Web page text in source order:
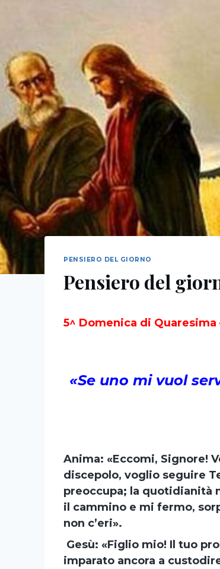
PENSIERO DEL GIORNO
Pensiero del
5^ Domenica di Quaresima
«Se uno mi vuol
Anima: «Eccomi, Signore!
discepolo, voglio seguire
preoccupa; la quotidianità
il cammino e mi fermo,
non c’eri».
Gesù: «Figlio mio! Il tuo
imparato ancora a